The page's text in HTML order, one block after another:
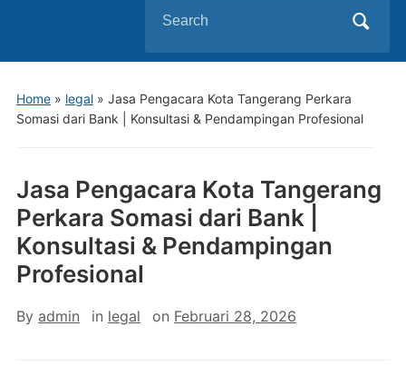
Home» legal» Jasa Pengacara Kota Tangerang Perkara
Somasi dari Bank | Konsultasi & Pendampingan Profesional
Jasa Pengacara Kota Tangerang
Perkara Somasi dari Bank |
Konsultasi & Pendampingan
Profesional
By admin in legal on Februari 28, 2026